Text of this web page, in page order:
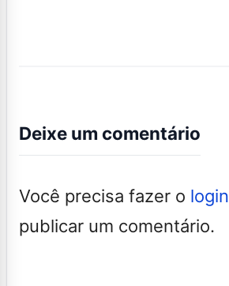
Deixe um comentário
Você precisa fazer o login
publicar um comentário.